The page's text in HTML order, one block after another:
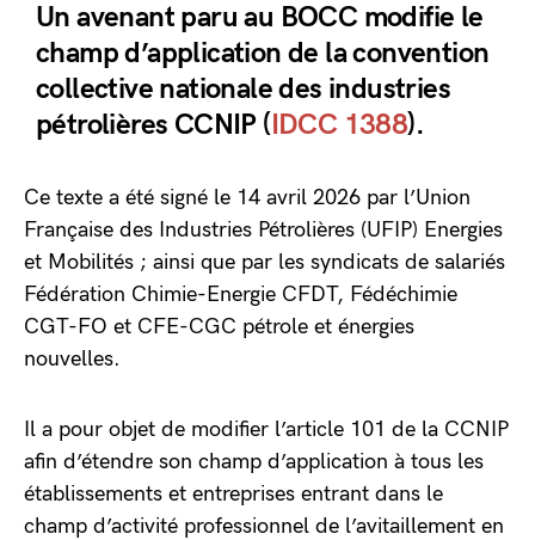
Un avenant paru au BOCC modifie le
champ d’application de la convention
collective nationale des industries
pétrolières CCNIP (IDCC 1388).
Ce texte a été signé le 14 avril 2026 par l’Union
Française des Industries Pétrolières (UFIP) Energies
et Mobilités ; ainsi que par les syndicats de salariés
Fédération Chimie-Energie CFDT, Fédéchimie
CGT-FO et CFE-CGC pétrole et énergies
nouvelles.
Il a pour objet de modifier l’article 101 de la CCNIP
afin d’étendre son champ d’application à tous les
établissements et entreprises entrant dans le
champ d’activité professionnel de l’avitaillement en